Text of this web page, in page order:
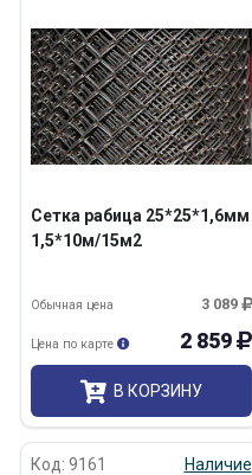
Сетка рабица 25*25*1,6мм
1,5*10м/15м2
3 089
Обычная цена
2 859
Цена по карте
В КОРЗИНУ
Код: 9161 Наличие